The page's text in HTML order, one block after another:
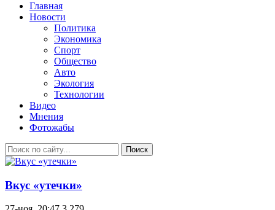
Главная
Новости
Политика
Экономика
Спорт
Общество
Авто
Экология
Технологии
Видео
Мнения
Фотожабы
Поиск
Вкус «утечки»